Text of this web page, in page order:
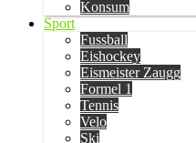
Konsum
Sport
Fussball
Eishockey
Eismeister Zaugg
Formel 1
Tennis
Velo
Ski